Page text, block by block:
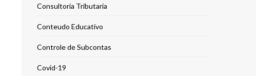
Consultoria Tributaria
Conteudo Educativo
Controle de Subcontas
Covid-19